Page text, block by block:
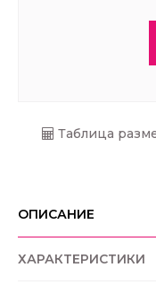
Таблица
ОПИСАНИЕ
ХАРАКТЕРИСТИКИ